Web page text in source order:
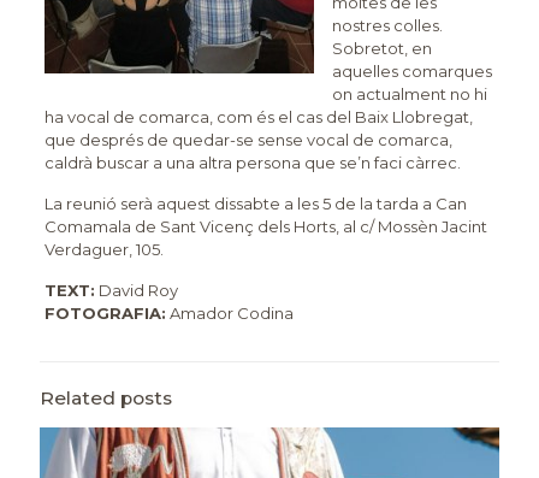
nostres colles.
Sobretot, en
aquelles comarques
on actualment no hi
ha vocal de comarca, com és el cas del Baix Llobregat,
que després de quedar-se sense vocal de comarca,
caldrà buscar a una altra persona que se’n faci càrrec.
La reunió serà aquest dissabte a les 5 de la tarda a Can
Comamala de Sant Vicenç dels Horts, al c/ Mossèn Jacint
Verdaguer, 105.
TEXT: David Roy
FOTOGRAFIA: Amador Codina
Related posts